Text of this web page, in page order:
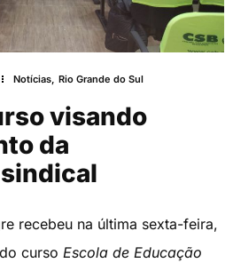
Notícias, Rio Grande do Sul
visando
da
recebeu na última sexta-feira,
curso Escola de Educação